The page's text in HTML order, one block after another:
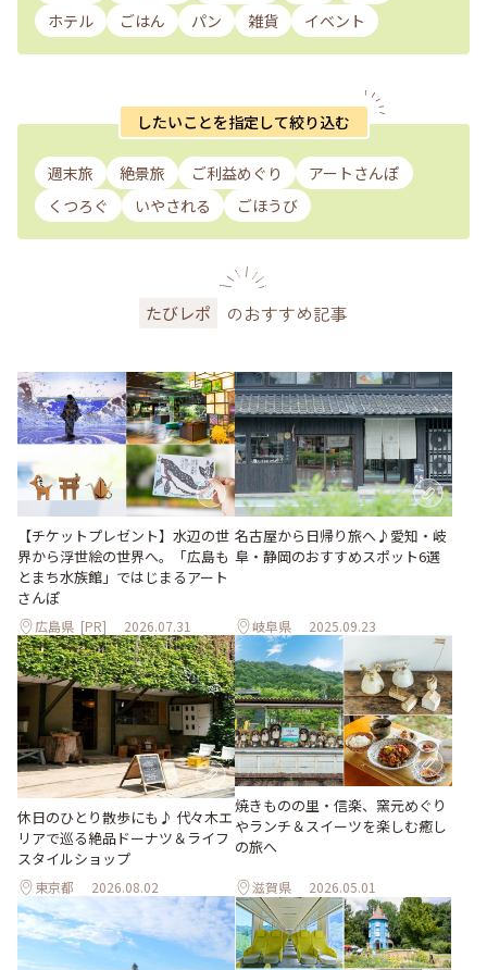
ホテル
ごはん パン 雑貨 イベント
したいことを指定して絞り込む
週末旅 絶景旅 ご利益めぐり
アートさんぽ
くつろぐ
いやされる ごほうび
たびレポ のおすすめ記事
【チケットプレゼント】水辺の世
界から浮世絵の世界へ。「広島も
とまち水族館」ではじまるアート
さんぽ
広島県 [PR] 2026.07.31
名古屋から日帰り旅へ♪愛知・岐
阜・静岡のおすすめスポット6選
岐阜県 2025.09.23
休日のひとり散歩にも♪ 代々木エ
リアで巡る絶品ドーナツ＆ライフ
スタイルショップ
東京都 2026.08.02
焼きものの里・信楽、窯元めぐり
やランチ＆スイーツを楽しむ癒し
の旅へ
滋賀県 2026.05.01